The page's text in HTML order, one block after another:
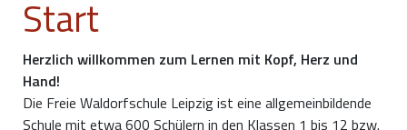
Start
Herzlich willkommen zum Lernen mit Kopf, Herz und
Hand!
Die Freie Waldorfschule Leipzig ist eine allgemeinbildende
Schule mit etwa 600 Schülern in den Klassen 1 bis 12 bzw.